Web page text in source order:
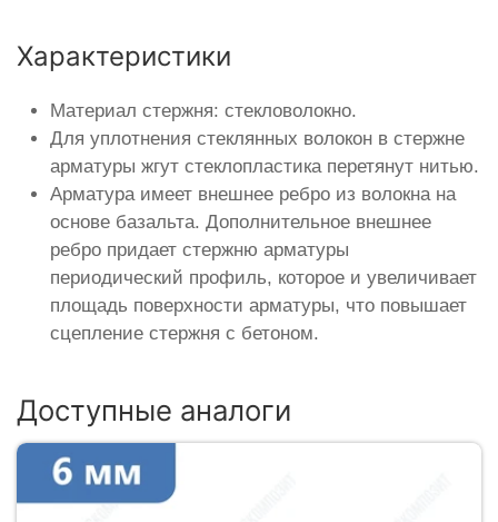
Характеристики
Материал стержня: стекловолокно.
Для уплотнения стеклянных волокон в стержне
арматуры жгут стеклопластика перетянут нитью.
Арматура имеет внешнее ребро из волокна на
основе базальта. Дополнительное внешнее
ребро придает стержню арматуры
периодический профиль, которое и увеличивает
площадь поверхности арматуры, что повышает
сцепление стержня с бетоном.
Доступные аналоги